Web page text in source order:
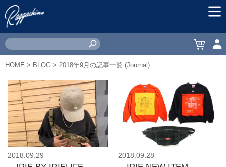
HOME > BLOG > 2018年9月の記事一覧 (Journal)
2018.09.29 2018.09.28